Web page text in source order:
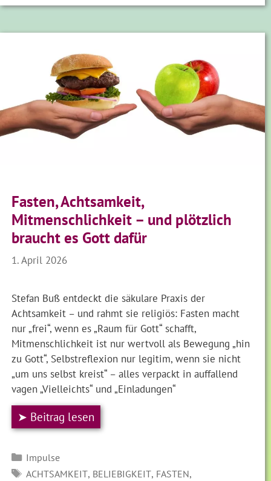
Fasten, Achtsamkeit,
Mitmenschlichkeit – und plötzlich
braucht es Gott dafür
1. April 2026
Stefan Buß entdeckt die säkulare Praxis der
Achtsamkeit – und rahmt sie religiös: Fasten macht
nur „frei“, wenn es „Raum für Gott“ schafft,
Mitmenschlichkeit ist nur wertvoll als Bewegung „hin
zu Gott“, Selbstreflexion nur legitim, wenn sie nicht
„um uns selbst kreist“ – alles verpackt in auffallend
vagen „Vielleichts“ und „Einladungen“
➤ Beitrag lesen
Kategorien
Impulse
SCHLAGWÖRTER
ACHTSAMKEIT, BELIEBIGKEIT, FASTEN,